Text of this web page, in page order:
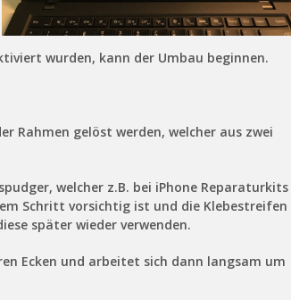
wurden, kann der Umbau beginnen.
Rahmen gelöst werden, welcher aus zwei
welcher z.B. bei iPhone Reparaturkits
Schritt vorsichtig ist und die Klebestreifen
später wieder verwenden.
Ecken und arbeitet sich dann langsam um